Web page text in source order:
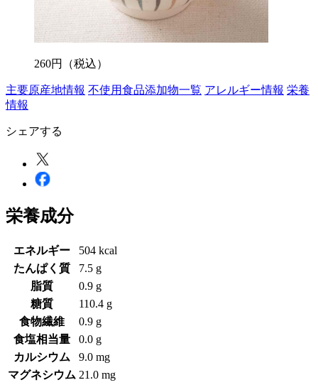
260円 （税込）
主要原産地情報 不使用食品添加物一覧 アレルギー情報 栄養
情報
シェアする
栄養成分
エネルギー
504 kcal
たんぱく質
7.5 g
脂質
0.9 g
糖質
110.4 g
食物繊維
0.9 g
食塩相当量
0.0 g
カルシウム
9.0 mg
マグネシウム 21.0 mg